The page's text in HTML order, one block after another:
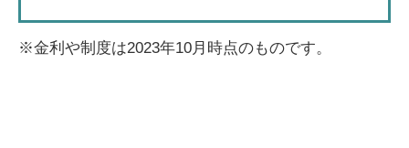
※金利や制度は2023年10月時点のものです。